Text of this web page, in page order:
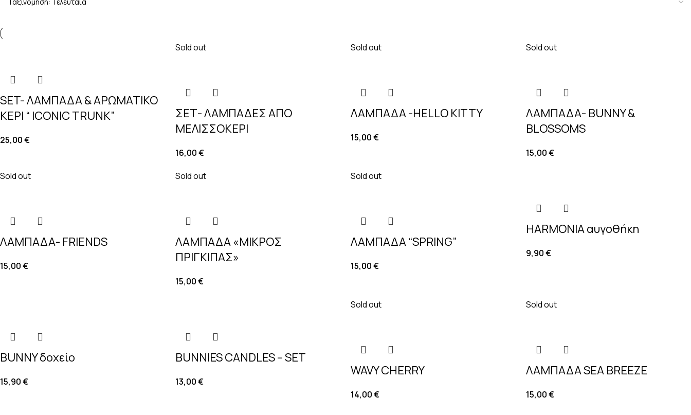
SET- ΛΑΜΠΑΔΑ & ΑΡΩΜΑΤΙΚΟ
ΚΕΡΙ “ ICONIC TRUNK”
25,00€
Sold out
ΣΕΤ- ΛΑΜΠΑΔΕΣ ΑΠΟ
ΜΕΛΙΣΣΟΚΕΡΙ
16,00€
Sold out
ΛΑΜΠΑΔΑ -HELLO KITTY
15,00€
Sold out
ΛΑΜΠΑΔΑ- BUNNY &
BLOSSOMS
15,00€
Sold out
ΛΑΜΠΑΔΑ- FRIENDS
15,00€
Sold out
ΛΑΜΠΑΔΑ «ΜΙΚΡΟΣ
ΠΡΙΓΚΙΠΑΣ»
15,00€
Sold out
ΛΑΜΠΑΔΑ “SPRING”
15,00€
HARMONIA αυγοθήκη
9,90€
BUNNY δοχείο
15,90€
BUNNIES CANDLES – SET
13,00€
Sold out
WAVY CHERRY
14,00€
Sold out
ΛΑΜΠΑΔΑ SEA BREEZE
15,00€